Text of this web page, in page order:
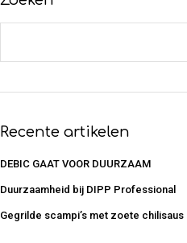
Recente artikelen
DEBIC GAAT VOOR DUURZAAM
Duurzaamheid bij DIPP Professional
Gegrilde scampi’s met zoete chilisaus